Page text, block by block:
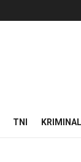
TNI KRIMINAL